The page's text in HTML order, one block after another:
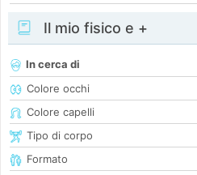
Il mio fisico e +
In cerca di
Colore occhi
Colore capelli
Tipo di corpo
Formato